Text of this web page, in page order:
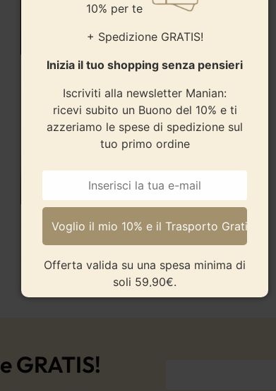
Completo lenzuola 100% microfibra – tinta
unita
€ - 26,90€
GRATIS!
10% per te
+ Spedizione GRATIS!
Inizia il tuo shopping senza pensieri
Iscriviti alla newsletter Manian:
ricevi subito un Buono del 10% e ti
azzeriamo le spese di spedizione sul
tuo primo ordine
Offerta valida su una spesa minima di
soli 59,90€.